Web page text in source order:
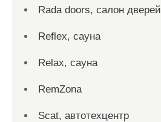
Rada doors, салон дверей
Reflex, сауна
Relax, сауна
RemZona
Scat, автотехцентр